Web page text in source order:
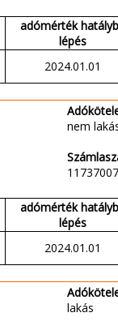
adómérték
lépés
2024.01.01
nem
adómérték
lépés
2024.01.01
lakás